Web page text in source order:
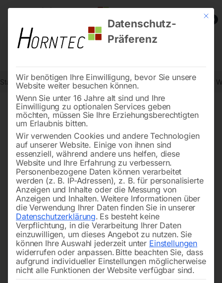
0
Start Metallbearbeitung Bohr- und Fräszubehör Endschalter für
Mit
Datenschutz-
Präferenz
Wir benötigen Ihre Einwilligung, bevor Sie unsere
Website weiter besuchen können.
Wenn Sie unter 16 Jahre alt sind und Ihre
Einwilligung zu optionalen Services geben
möchten, müssen Sie Ihre Erziehungsberechtigten
um Erlaubnis bitten.
Wir verwenden Cookies und andere Technologien
auf unserer Website. Einige von ihnen sind
essenziell, während andere uns helfen, diese
Website und Ihre Erfahrung zu verbessern.
Personenbezogene Daten können verarbeitet
werden (z. B. IP-Adressen), z. B. für personalisierte
Anzeigen und Inhalte oder die Messung von
Anzeigen und Inhalten. Weitere Informationen über
die Verwendung Ihrer Daten finden Sie in unserer
Datenschutzerklärung. Es besteht keine
Verpflichtung, in die Verarbeitung Ihrer Daten
einzuwilligen, um dieses Angebot zu nutzen. Sie
können Ihre Auswahl jederzeit unter Einstellungen
widerrufen oder anpassen. Bitte beachten Sie, dass
aufgrund individueller Einstellungen möglicherweise
nicht alle Funktionen der Website verfügbar sind.